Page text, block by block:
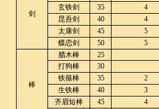
剑
玄铁剑
35 4
昆吾剑
40 4
太康剑
45 5
蝶恋剑
50 5
棒
腊木棒 25
打狗棒
30
铁箍棒
35 2
生铁棒
40 3
齐眉短棒
45 4